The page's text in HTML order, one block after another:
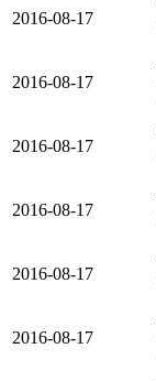
2016-08-17
2016-08-17
2016-08-17
2016-08-17
2016-08-17
2016-08-17